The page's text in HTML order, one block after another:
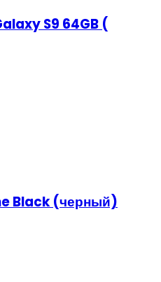
S9 64GB (
Black (черный)